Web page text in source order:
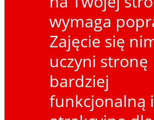
wymaga
Zajęcie się
uczyni stronę
bardziej
funkcjonalną i